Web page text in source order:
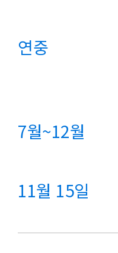
연중
7월~12월
11월 15일